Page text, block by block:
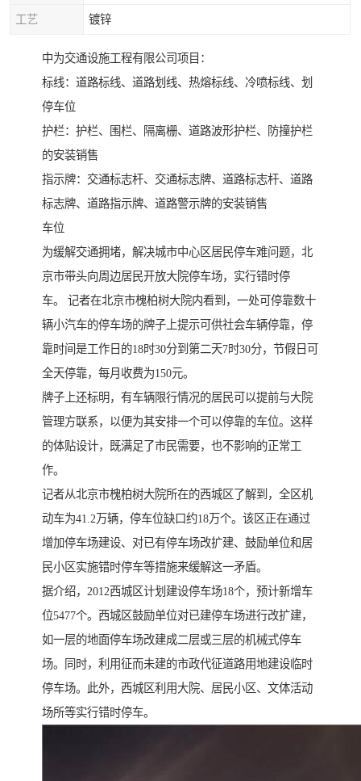
工艺 镀锌
中为交通设施工程有限公司项目：
标线：道路标线、道路划线、热熔标线、冷喷标线、划
停车位
护栏：护栏、围栏、隔离栅、道路波形护栏、防撞护栏
的安装销售
指示牌：交通标志杆、交通标志牌、道路标志杆、道路
标志牌、道路指示牌、道路警示牌的安装销售
车位
为缓解交通拥堵，解决城市中心区居民停车难问题，北
京市带头向周边居民开放大院停车场，实行错时停
车。 记者在北京市槐柏树大院内看到，一处可停靠数十
辆小汽车的停车场的牌子上提示可供社会车辆停靠，停
靠时间是工作日的18时30分到第二天7时30分，节假日可
全天停靠，每月收费为150元。
牌子上还标明，有车辆限行情况的居民可以提前与大院
管理方联系，以便为其安排一个可以停靠的车位。这样
的体贴设计，既满足了市民需要，也不影响的正常工
作。
记者从北京市槐柏树大院所在的西城区了解到，全区机
动车为41.2万辆，停车位缺口约18万个。该区正在通过
增加停车场建设、对已有停车场改扩建、鼓励单位和居
民小区实施错时停车等措施来缓解这一矛盾。
据介绍，2012西城区计划建设停车场18个，预计新增车
位5477个。西城区鼓励单位对已建停车场进行改扩建，
如一层的地面停车场改建成二层或三层的机械式停车
场。同时，利用征而未建的市政代征道路用地建设临时
停车场。此外，西城区利用大院、居民小区、文体活动
场所等实行错时停车。